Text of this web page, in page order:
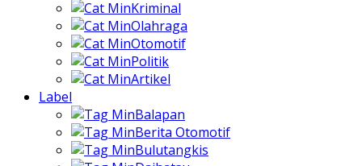
Kriminal
Olahraga
Otomotif
Politik
Artikel
Label
Balapan
Berita Otomotif
Bulutangkis